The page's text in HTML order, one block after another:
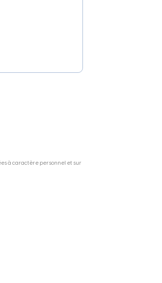
à caractère personnel et sur